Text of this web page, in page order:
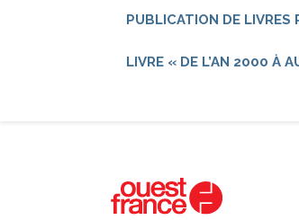
PUBLICATION DE LIVRES
LIVRE « DE L’AN 2000 À